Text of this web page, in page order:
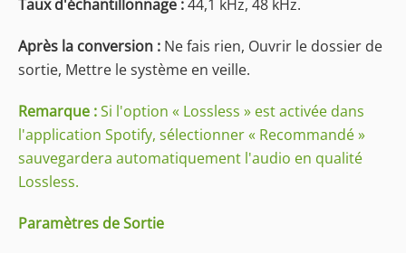
Taux d'échantillonnage :44,1 kHz, 48 kHz.
Après la conversion : Ne fais rien, Ouvrir le dossier de
sortie, Mettre le système en veille.
Remarque :Si l'option « Lossless » est activée dans
l'application Spotify, sélectionner « Recommandé »
sauvegardera automatiquement l'audio en qualité
Lossless.
Paramètres de Sortie